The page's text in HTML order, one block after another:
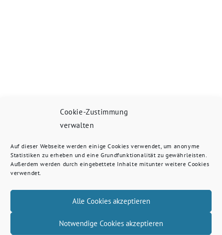
Cookie-Zustimmung
verwalten
Auf dieser Webseite werden einige Cookies verwendet, um anonyme
Statistiken zu erheben und eine Grundfunktionalität zu gewährleisten.
Außerdem werden durch eingebettete Inhalte mitunter weitere Cookies
verwendet.
Alle Cookies akzeptieren
Notwendige Cookies akzeptieren